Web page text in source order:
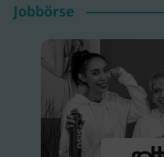
Jobbörse